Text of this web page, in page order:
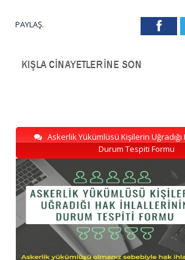
PAYLAŞ.
Askerlik Yükümlüsü Kişilerin
Durum Tespiti Formu